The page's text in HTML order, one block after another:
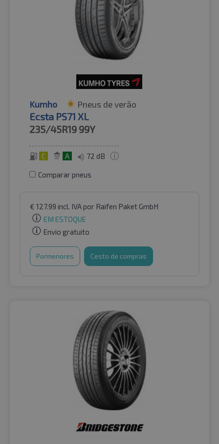
Kumho Pneus de verão
Ecsta PS71 XL
235/45R19 99Y
C A 72 dB
Comparar pneus
€ 127.99 incl. IVApor Raifen Paket GmbH
EM ESTOQUE
Envio gratuito
Pormenores Cesto de compras